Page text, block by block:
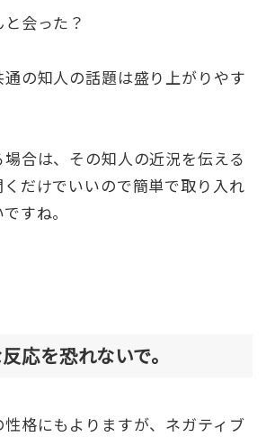
会った？
の知人の話題は盛り上がりやす
合は、その知人の近況を伝える
だけでいいので簡単で取り入れ
すね。
応を恐れないで。
格にもよりますが、ネガティブ